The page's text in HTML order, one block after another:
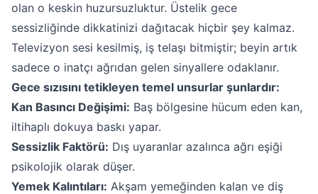
olan o keskin huzursuzluktur. Üstelik gece
sessizliğinde dikkatinizi dağıtacak hiçbir şey kalmaz.
Televizyon sesi kesilmiş, iş telaşı bitmiştir; beyin artık
sadece o inatçı ağrıdan gelen sinyallere odaklanır.
Gece sızısını tetikleyen temel unsurlar şunlardır:
Kan Basıncı Değişimi: Baş bölgesine hücum eden kan,
iltihaplı dokuya baskı yapar.
Sessizlik Faktörü: Dış uyaranlar azalınca ağrı eşiği
psikolojik olarak düşer.
Yemek Kalıntıları: Akşam yemeğinden kalan ve diş